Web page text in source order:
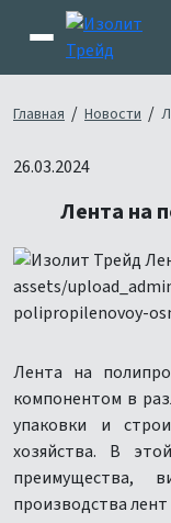
Главная / Новости /
26.03.2024
Лента на
Лента на
компонентом в
упаковки и
хозяйства. В
преимущества,
производства